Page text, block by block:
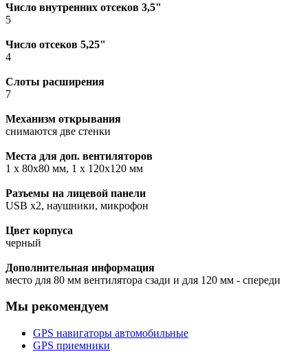
Число внутренних отсеков 3,5"
5
Число отсеков 5,25"
4
Слоты расширения
7
Механизм открывания
снимаются две стенки
Места для доп. вентиляторов
1 x 80x80 мм, 1 x 120x120 мм
Разъемы на лицевой панели
USB x2, наушники, микрофон
Цвет корпуса
черный
Дополнительная информация
место для 80 мм вентилятора сзади и для 120 мм - спереди
Мы рекомендуем
GPS навигаторы автомобильные
GPS приемники